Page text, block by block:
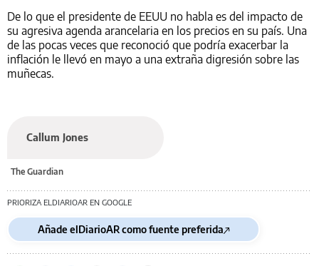
De lo que el presidente de EEUU no habla es del impacto de
su agresiva agenda arancelaria en los precios en su país. Una
de las pocas veces que reconoció que podría exacerbar la
inflación le llevó en mayo a una extraña digresión sobre las
muñecas.
Callum Jones
The Guardian
PRIORIZA ELDIARIOAR EN GOOGLE
Añade elDiarioAR como fuente preferida